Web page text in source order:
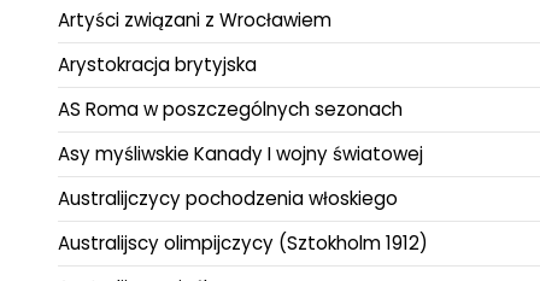
Artyści związani z Wrocławiem
Arystokracja brytyjska
AS Roma w poszczególnych sezonach
Asy myśliwskie Kanady I wojny światowej
Australijczycy pochodzenia włoskiego
Australijscy olimpijczycy (Sztokholm 1912)